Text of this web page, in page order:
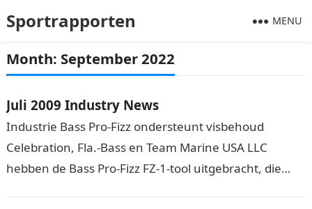
Sportrapporten MENU
Month: September 2022
Juli 2009 Industry News
Industrie Bass Pro-Fizz ondersteunt visbehoud
Celebration, Fla.-Bass en Team Marine USA LLC
hebben de Bass Pro-Fizz FZ-1-tool uitgebracht, die